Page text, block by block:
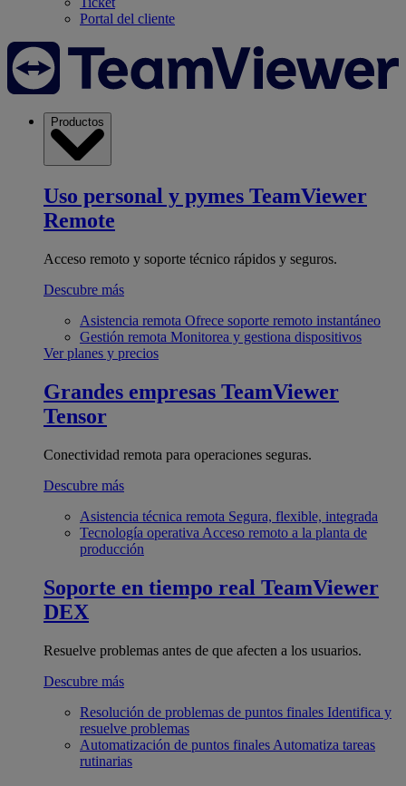
Portal del cliente
Productos
Uso personal y pymes TeamViewer
Remote
Acceso remoto y soporte técnico rápidos y seguros.
Descubre más
Asistencia remota Ofrece soporte remoto instantáneo
Gestión remota Monitorea y gestiona dispositivos
Ver planes y precios
Grandes empresas TeamViewer
Tensor
Conectividad remota para operaciones seguras.
Descubre más
Asistencia técnica remota Segura, flexible, integrada
Tecnología operativa Acceso remoto a la planta de
producción
Soporte en tiempo real TeamViewer
DEX
Resuelve problemas antes de que afecten a los usuarios.
Descubre más
Resolución de problemas de puntos finales Identifica y
resuelve problemas
Automatización de puntos finales Automatiza tareas
rutinarias